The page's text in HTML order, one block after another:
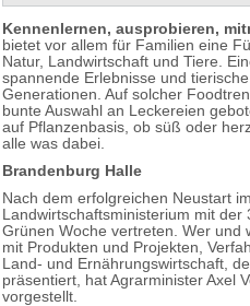
Kennenlernen, ausprobieren,
bietet vor allem für Familien eine
Natur, Landwirtschaft und Tiere.
spannende Erlebnisse und
Generationen. Auf solcher
bunte Auswahl an Leckereien
auf Pflanzenbasis, ob süß oder
alle was dabei.
Brandenburg Halle
Nach dem erfolgreichen Neustart
Landwirtschaftsministerium mit
Grünen Woche vertreten. Wer und
mit Produkten und Projekten,
Land- und Ernährungswirtschaft,
präsentiert, hat Agrarminister Axel
vorgestellt.